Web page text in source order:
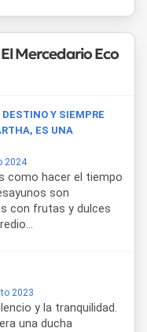
por qué: sus
cerros coloridos
despejadas al año
buscan tranquilidad,
que invitan
delComplejo
los amantes de la
y la naturaleza
desconectar y
Mercedario Eco
Y SIEMPRE
ES UNA
2024
como hacer el tiempo
son
con frutas y dulces
2023
y la tranquilidad.
una ducha